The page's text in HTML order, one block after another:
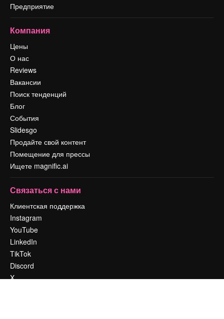
Предприятие
Компания
Цены
О нас
Reviews
Вакансии
Поиск тенденций
Блог
События
Slidesgo
Продайте свой контент
Помещение для прессы
Ищете magnific.ai
Связаться с нами
Клиентская поддержка
Instagram
YouTube
LinkedIn
TikTok
Discord
X